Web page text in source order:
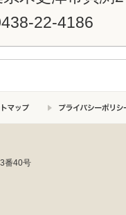
22-4186
番40号